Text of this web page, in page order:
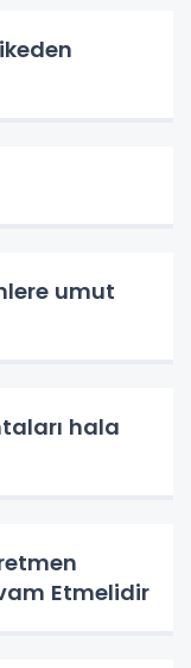
umut
hala
Etmelidir